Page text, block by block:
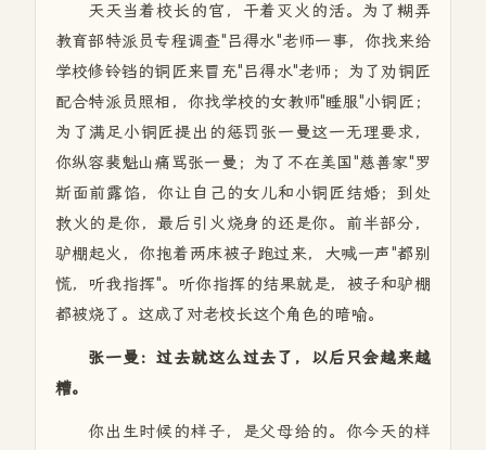
天天当着校长的官，干着灭火的活。为了糊弄
教育部特派员专程调查"吕得水"老师一事，你找来给
学校修铃铛的铜匠来冒充"吕得水"老师；为了劝铜匠
配合特派员照相，你找学校的女教师"睡服"小铜匠；
为了满足小铜匠提出的惩罚张一曼这一无理要求，
你纵容裴魁山痛骂张一曼；为了不在美国"慈善家"罗
斯面前露馅，你让自己的女儿和小铜匠结婚；到处
救火的是你，最后引火烧身的还是你。前半部分，
驴棚起火，你抱着两床被子跑过来，大喊一声"都别
慌，听我指挥"。听你指挥的结果就是，被子和驴棚
都被烧了。这成了对老校长这个角色的暗喻。
张一曼：过去就这么过去了，以后只会越来越
糟。
你出生时候的样子，是父母给的。你今天的样